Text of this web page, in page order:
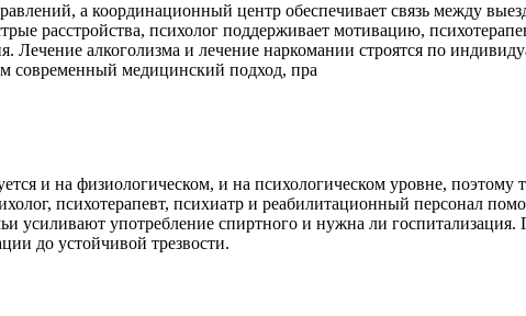
а координационный центр обеспечивает связь между
расстройства, психолог поддерживает мотивацию,
Лечение алкоголизма и лечение наркомании строятся по
современный медицинский подход, пра
и на физиологическом, и на психологическом уровне, поэтому
психотерапевт, психиатр и реабилитационный персонал
усиливают употребление спиртного и нужна ли
до устойчивой трезвости.